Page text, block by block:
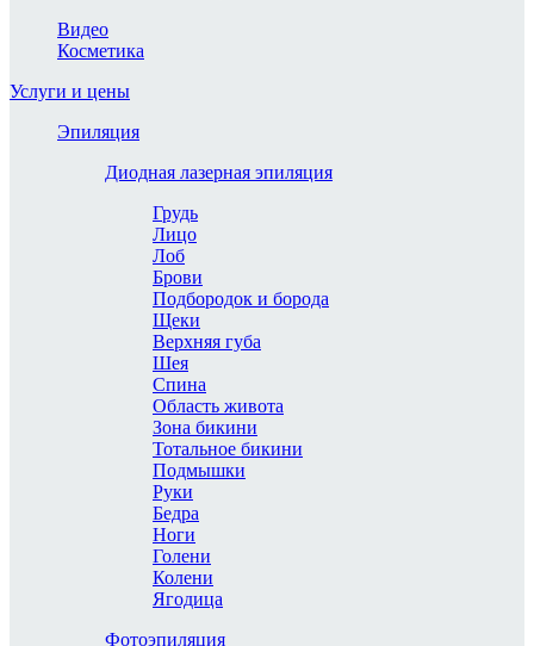
Видео
Косметика
Услуги и цены
Эпиляция
Диодная лазерная эпиляция
Грудь
Лицо
Лоб
Брови
Подбородок и борода
Щеки
Верхняя губа
Шея
Спина
Область живота
Зона бикини
Тотальное бикини
Подмышки
Руки
Бедра
Ноги
Голени
Колени
Ягодица
Фотоэпиляция